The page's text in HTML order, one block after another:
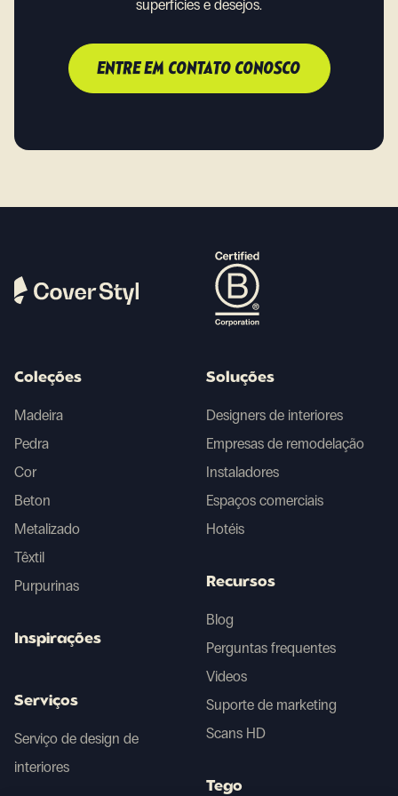
superfícies e desejos.
ENTRE EM CONTATO CONOSCO
Coleções
Madeira
Pedra
Cor
Beton
Metalizado
Têxtil
Purpurinas
Inspirações
Serviços
Serviço de design de
interiores
Soluções
Designers de interiores
Empresas de remodelação
Instaladores
Espaços comerciais
Hotéis
Recursos
Blog
Perguntas frequentes
Videos
Suporte de marketing
Scans HD
Tego